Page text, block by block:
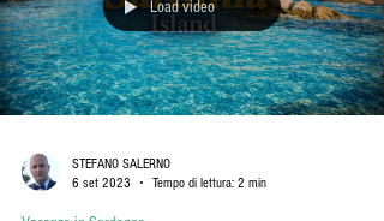
Load video